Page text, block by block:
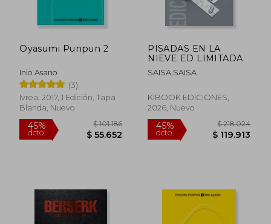
Oyasumi Punpun 2
Inio Asano
(3)
Ivrea, 2017, 1 Edición, Tapa
Blanda, Nuevo
PISADAS EN LA
NIEVE ED LIMITADA
SAISA,SAISA
KIBOOK EDICIONES,
2026, Nuevo